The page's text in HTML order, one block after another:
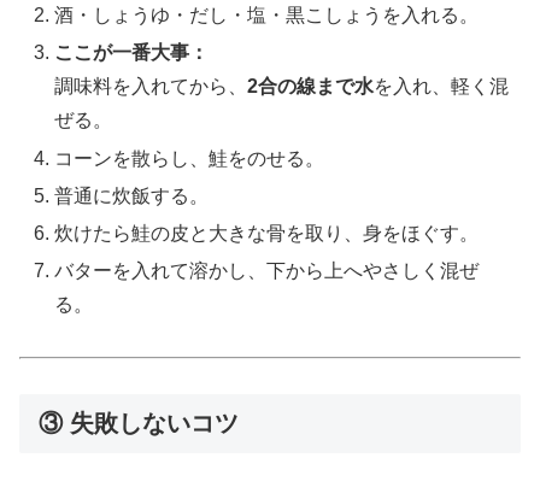
酒・しょうゆ・だし・塩・黒こしょうを入れる。
ここが一番大事：
調味料を入れてから、2合の線まで水を入れ、軽く混
ぜる。
コーンを散らし、鮭をのせる。
普通に炊飯する。
炊けたら鮭の皮と大きな骨を取り、身をほぐす。
バターを入れて溶かし、下から上へやさしく混ぜ
る。
③ 失敗しないコツ